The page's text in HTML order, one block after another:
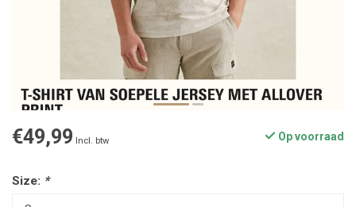
€49,99 Incl. btw Op voorraad
Size: *